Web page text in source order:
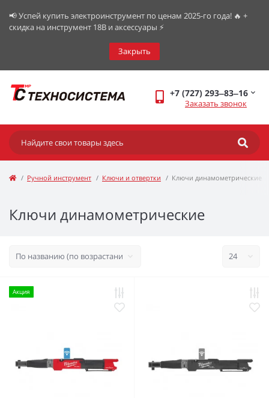
📢 Успей купить электроинструмент по ценам 2025-го года! 🔥 +
скидка на инструмент 18В и аксессуары ⚡️
Закрыть
+7 (727) 293‒83‒16
Заказать звонок
Ручной инструмент Ключи и отвертки Ключи динамометрические
Ключи динамометрические
Акция